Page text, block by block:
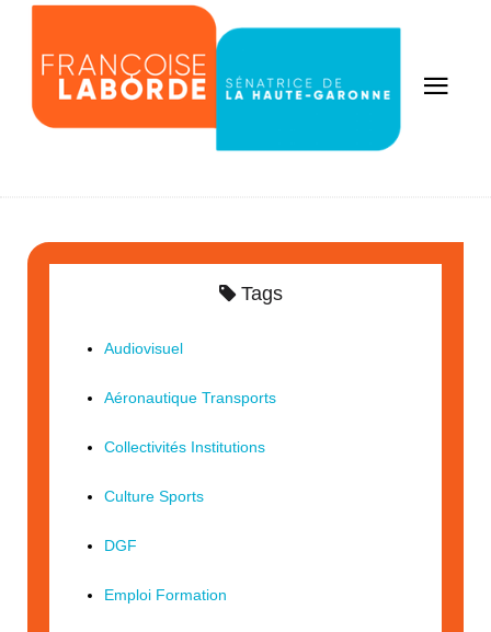
Tags
Audiovisuel
Aéronautique Transports
Collectivités Institutions
Culture Sports
DGF
Emploi Formation